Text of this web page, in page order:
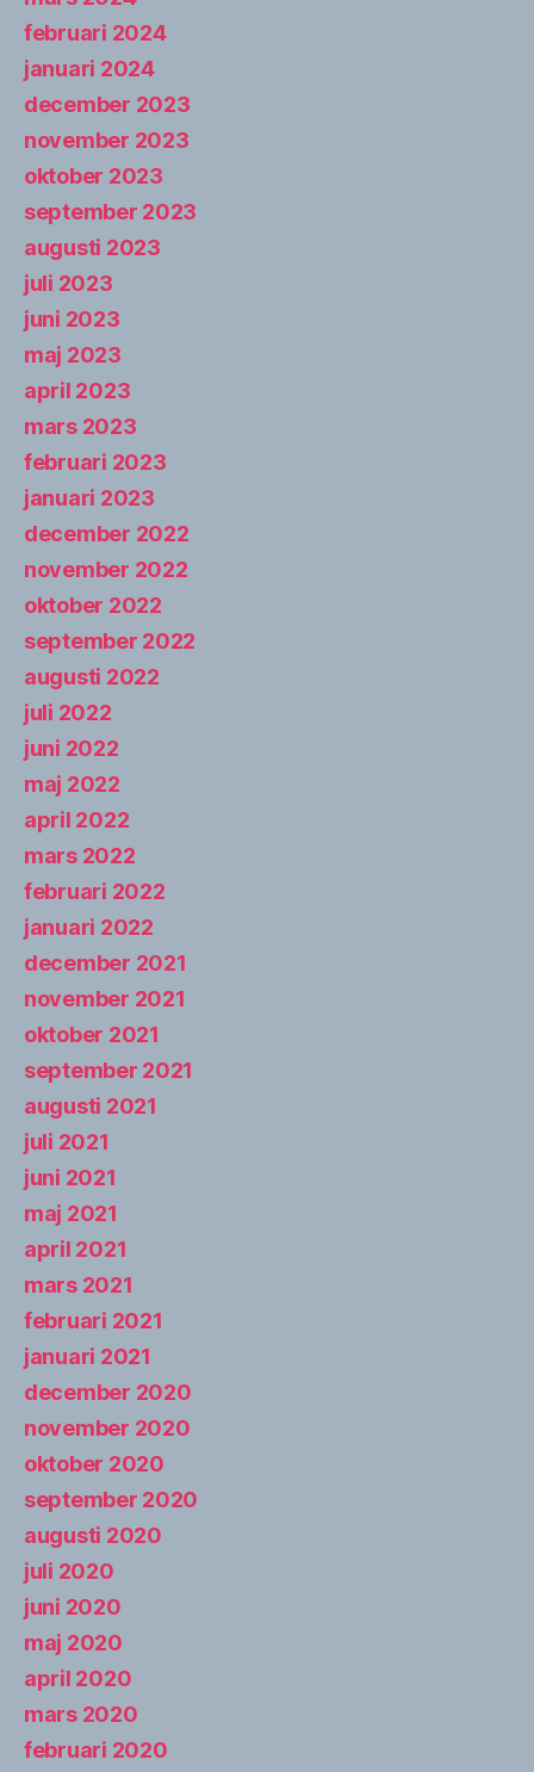
februari 2024
januari 2024
december 2023
november 2023
oktober 2023
september 2023
augusti 2023
juli 2023
juni 2023
maj 2023
april 2023
mars 2023
februari 2023
januari 2023
december 2022
november 2022
oktober 2022
september 2022
augusti 2022
juli 2022
juni 2022
maj 2022
april 2022
mars 2022
februari 2022
januari 2022
december 2021
november 2021
oktober 2021
september 2021
augusti 2021
juli 2021
juni 2021
maj 2021
april 2021
mars 2021
februari 2021
januari 2021
december 2020
november 2020
oktober 2020
september 2020
augusti 2020
juli 2020
juni 2020
maj 2020
april 2020
mars 2020
februari 2020